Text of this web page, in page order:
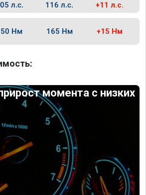
л.с. 116 л.с. +11 л.с.
Нм 165 Нм +15 Нм
момента с низких